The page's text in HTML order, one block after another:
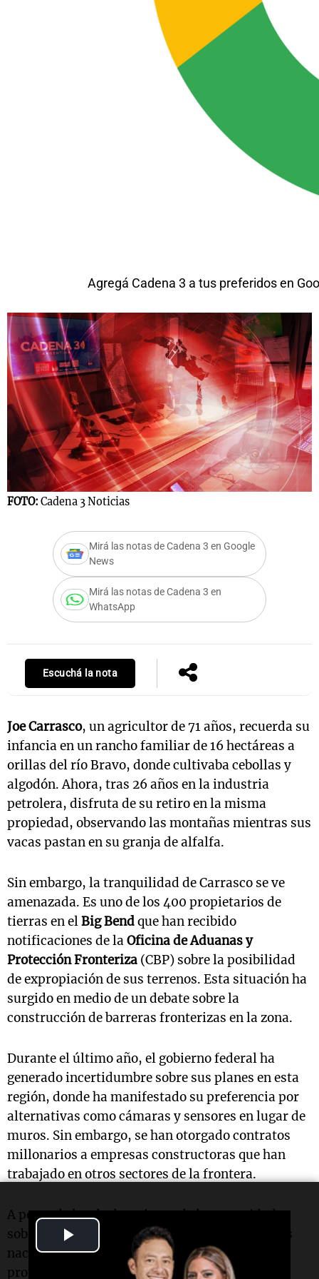
Video
Agregá Cadena 3 a tus preferidos en
FOTO: Cadena 3 Noticias
Mirá las notas de Cadena 3 en Google
News
Mirá las notas de Cadena 3 en
WhatsApp
Escuchá la nota
Joe Carrasco, un agricultor de 71 años, recuerda su
infancia en un rancho familiar de 16 hectáreas a
orillas del río Bravo, donde cultivaba cebollas y
algodón. Ahora, tras 26 años en la industria
petrolera, disfruta de su retiro en la misma
propiedad, observando las montañas mientras sus
vacas pastan en su granja de alfalfa.
Sin embargo, la tranquilidad de Carrasco se ve
amenazada. Es uno de los 400 propietarios de
tierras en elBig Bendque han recibido
notificaciones de laOficina de Aduanas y
Protección Fronteriza (CBP) sobre la posibilidad
de expropiación de sus terrenos. Esta situación ha
surgido en medio de un debate sobre la
construcción de barreras fronterizas en la zona.
Durante el último año, el gobierno federal ha
generado incertidumbre sobre sus planes en esta
región, donde ha manifestado su preferencia por
alternativas como cámaras y sensores en lugar de
muros. Sin embargo, se han otorgado contratos
millonarios a empresas constructoras que han
trabajado en otros sectores de la frontera.
A pesar de las declaraciones de las autoridades
sobre la no construcción de un muro en parques
nacionales, la preocupación persiste entre los
propietarios, quienes temen perder sus tierras.